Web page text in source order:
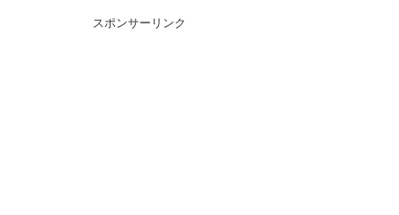
スポンサーリンク